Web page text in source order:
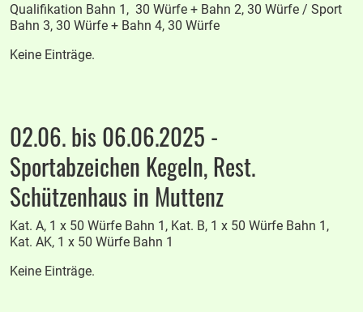
Qualifikation Bahn 1, 30 Würfe + Bahn 2, 30 Würfe / Sport
Bahn 3, 30 Würfe + Bahn 4, 30 Würfe
Keine Einträge.
02.06. bis 06.06.2025 -
Sportabzeichen Kegeln, Rest.
Schützenhaus in Muttenz
Kat. A, 1 x 50 Würfe Bahn 1, Kat. B, 1 x 50 Würfe Bahn 1,
Kat. AK, 1 x 50 Würfe Bahn 1
Keine Einträge.